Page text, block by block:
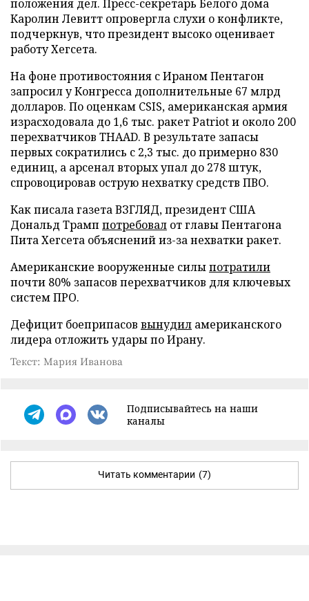
положения дел. Пресс-секретарь Белого дома
Каролин Левитт опровергла слухи о конфликте,
подчеркнув, что президент высоко оценивает
работу Хегсета.
На фоне противостояния с Ираном Пентагон
запросил у Конгресса дополнительные 67 млрд
долларов. По оценкам CSIS, американская армия
израсходовала до 1,6 тыс. ракет Patriot и около 200
перехватчиков THAAD. В результате запасы
первых сократились с 2,3 тыс. до примерно 830
единиц, а арсенал вторых упал до 278 штук,
спровоцировав острую нехватку средств ПВО.
Как писала газета ВЗГЛЯД, президент США
Дональд Трамп потребовал от главы Пентагона
Пита Хегсета объяснений из-за нехватки ракет.
Американские вооруженные силыпотратили
почти 80% запасов перехватчиков для ключевых
систем ПРО.
Дефицит боеприпасов вынудил американского
лидера отложить удары по Ирану.
Текст: Мария Иванова
Подписывайтесь на наши
каналы
Читать комментарии (7)